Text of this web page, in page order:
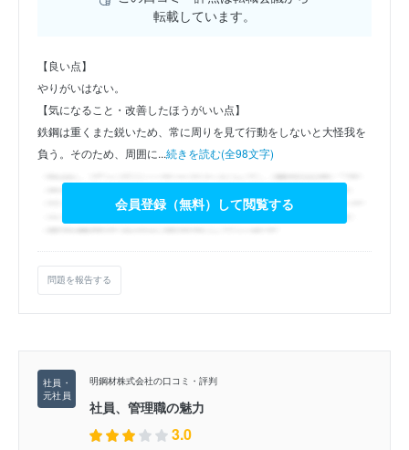
転載しています。
【良い点】
やりがいはない。
【気になること・改善したほうがいい点】
鉄鋼は重くまた鋭いため、常に周りを見て行動をしないと大怪我を
負う。そのため、周囲に...続きを読む(全98文字)
会員登録（無料）して閲覧する
問題を報告する
明鋼材株式会社の口コミ・評判
社員、管理職の魅力
3.0